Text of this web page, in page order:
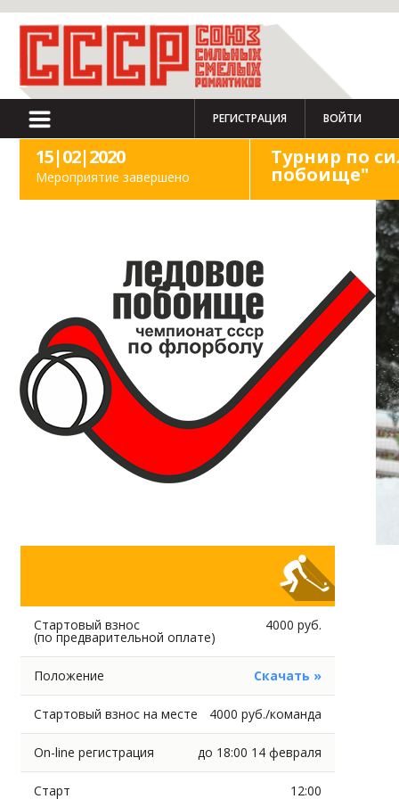
РЕГИСТРАЦИЯ ВОЙТИ
15|02|2020
Мероприятие завершено
Турнир по
побоище"
Стартовый взнос
(по предварительной оплате)
4000 руб.
Положение Скачать »
Стартовый взнос на месте 4000 руб./команда
On-line регистрация до 18:00 14 февраля
Старт 12:00